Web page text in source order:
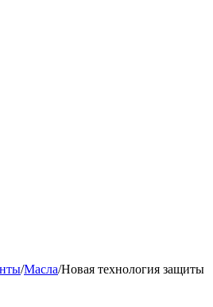
/Масла/Новая технология защиты